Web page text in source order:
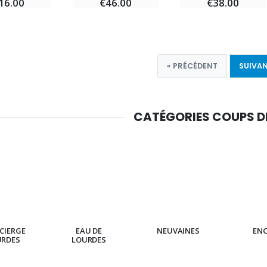
« PRÉCÉDENT
CATÉGORIES COUPS
EAU DE
LOURDES
NEUVAINES